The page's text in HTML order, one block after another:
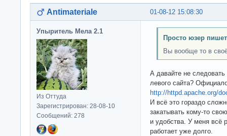
01-08-12 15:08:30
Antimateriale
Упыритель Мела 2.1
Из Оттуда
Зарегистрирован: 28-08-10
Сообщений: 278
Просто юзер
Вы вообще то в
А давайте не
левого сайта?
http://httpd.apache.org/
И всё это гораздо
закатывать кому-то
и удобства. У меня всё
работает уже долго.